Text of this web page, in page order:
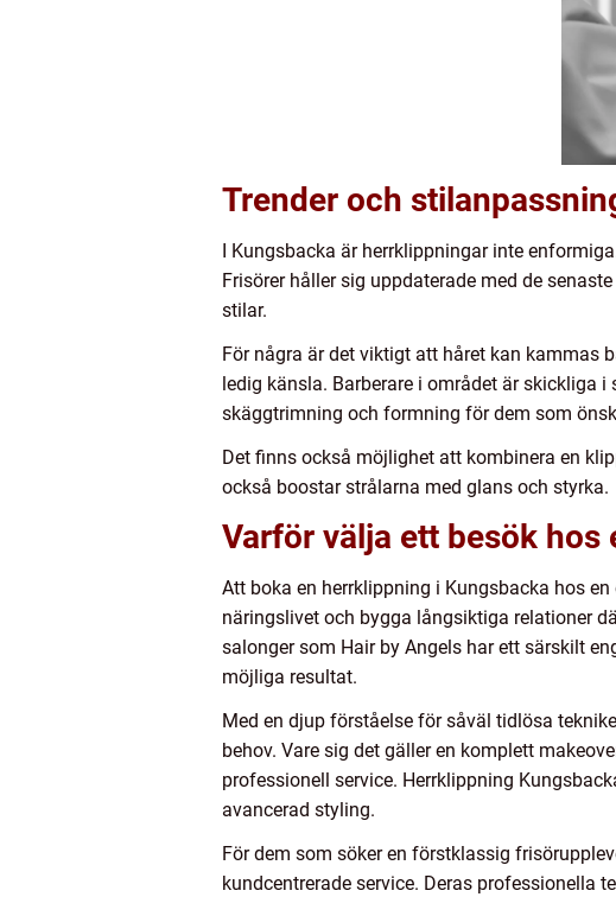
Trender och
I Kungsbacka är herrklippningar inte
Frisörer håller sig uppdaterade med de
stilar.
För några är det viktigt att håret kan kammas
ledig känsla. Barberare i området är skickliga
skäggtrimning och formning för dem som
Det finns också möjlighet att kombinera en
också boostar strålarna med glans och styrka.
Varför välja ett besök hos
Att boka en herrklippning i Kungsbacka hos
näringslivet och bygga långsiktiga relationer
salonger som Hair by Angels har ett särskilt
möjliga resultat.
Med en djup förståelse för såväl tidlösa
behov. Vare sig det gäller en komplett
professionell service. Herrklippning
avancerad styling.
För dem som söker en förstklassig
kundcentrerade service. Deras professionella